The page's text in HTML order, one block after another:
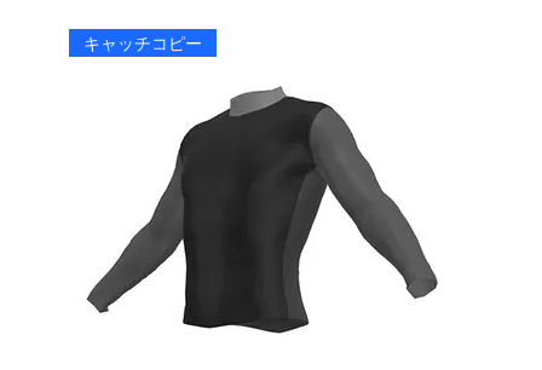
キャッチコピー